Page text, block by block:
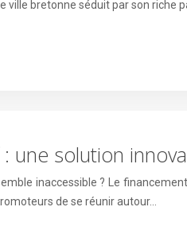
bretonne séduit par son riche
une solution
inaccessible ? Le
de se réunir autour…